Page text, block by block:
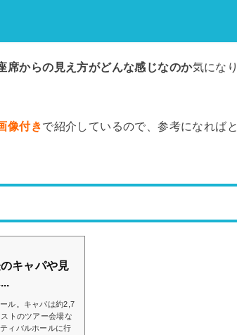
席からの見え方がどんな感じなのか気になり
像付きで紹介しているので、参考になればと
キャパや見
ル。キャパは約2,7
トのツアー会場な
ィバルホールに行